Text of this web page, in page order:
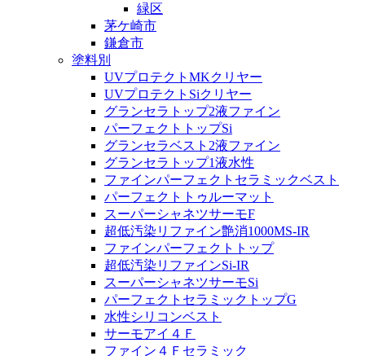
緑区
茅ケ崎市
鎌倉市
塗料別
UVプロテクトMKクリヤー
UVプロテクトSiクリヤー
グランセラトップ2液ファイン
パーフェクトトップSi
グランセラベスト2液ファイン
グランセラトップ1液水性
ファインパーフェクトセラミックベスト
パーフェクトトゥルーマット
スーパーシャネツサーモF
超低汚染リファイン艶消1000MS-IR
ファインパーフェクトトップ
超低汚染リファインSi-IR
スーパーシャネツサーモSi
パーフェクトセラミックトップG
水性シリコンベスト
サーモアイ４Ｆ
ファイン４Ｆセラミック